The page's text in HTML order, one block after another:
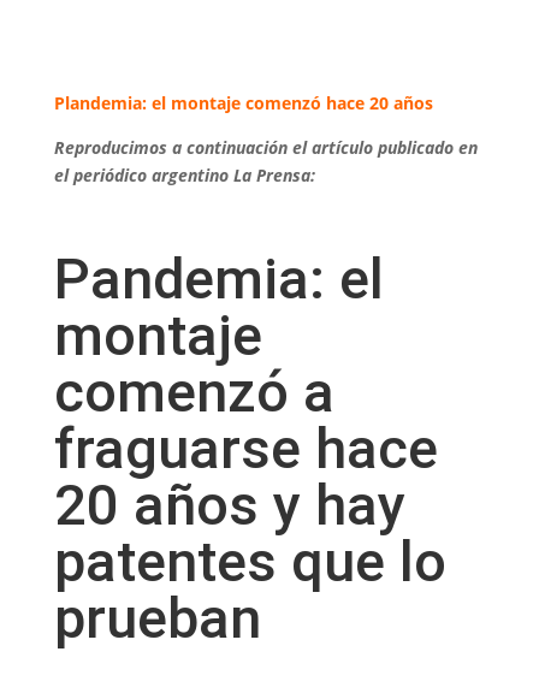
Plandemia: el montaje comenzó hace 20 años
Reproducimos a continuación el artículo publicado en
el periódico argentino La Prensa:
Pandemia: el
montaje
comenzó a
fraguarse hace
20 años y hay
patentes que lo
prueban